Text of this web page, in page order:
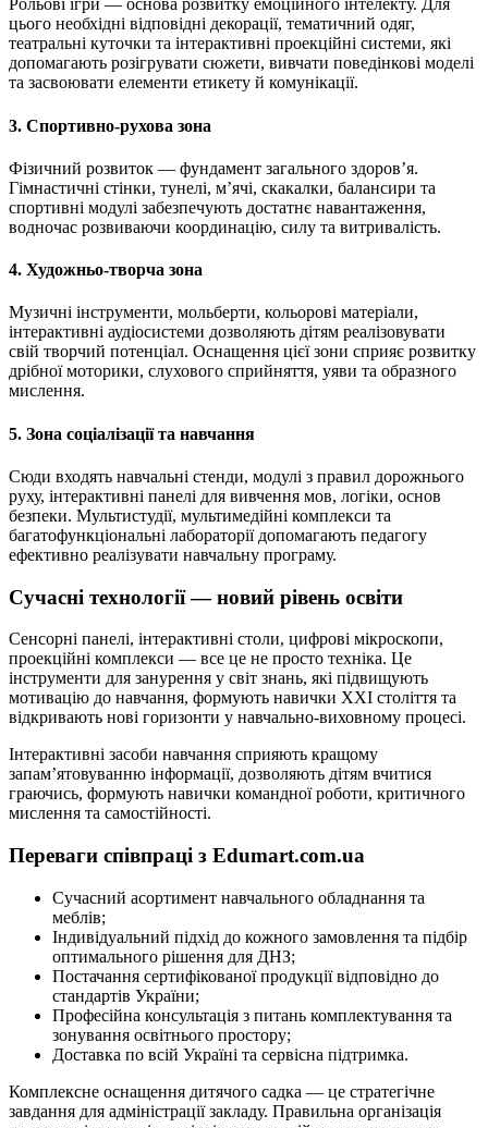
Рольові ігри — основа розвитку емоційного інтелекту. Для
цього необхідні відповідні декорації, тематичний одяг,
театральні куточки та інтерактивні проекційні системи, які
допомагають розігрувати сюжети, вивчати поведінкові моделі
та засвоювати елементи етикету й комунікації.
3. Спортивно-рухова зона
Фізичний розвиток — фундамент загального здоров’я.
Гімнастичні стінки, тунелі, м’ячі, скакалки, балансири та
спортивні модулі забезпечують достатнє навантаження,
водночас розвиваючи координацію, силу та витривалість.
4. Художньо-творча зона
Музичні інструменти, мольберти, кольорові матеріали,
інтерактивні аудіосистеми дозволяють дітям реалізовувати
свій творчий потенціал. Оснащення цієї зони сприяє розвитку
дрібної моторики, слухового сприйняття, уяви та образного
мислення.
5. Зона соціалізації та навчання
Сюди входять навчальні стенди, модулі з правил дорожнього
руху, інтерактивні панелі для вивчення мов, логіки, основ
безпеки. Мультистудії, мультимедійні комплекси та
багатофункціональні лабораторії допомагають педагогу
ефективно реалізувати навчальну програму.
Сучасні технології — новий рівень освіти
Сенсорні панелі, інтерактивні столи, цифрові мікроскопи,
проекційні комплекси — все це не просто техніка. Це
інструменти для занурення у світ знань, які підвищують
мотивацію до навчання, формують навички ХХІ століття та
відкривають нові горизонти у навчально-виховному процесі.
Інтерактивні засоби навчання сприяють кращому
запам’ятовуванню інформації, дозволяють дітям вчитися
граючись, формують навички командної роботи, критичного
мислення та самостійності.
Переваги співпраці з Edumart.com.ua
Сучасний асортимент навчального обладнання та
меблів;
Індивідуальний підхід до кожного замовлення та підбір
оптимального рішення для ДНЗ;
Постачання сертифікованої продукції відповідно до
стандартів України;
Професійна консультація з питань комплектування та
зонування освітнього простору;
Доставка по всій Україні та сервісна підтримка.
Комплексне оснащення дитячого садка — це стратегічне
завдання для адміністрації закладу. Правильна організація